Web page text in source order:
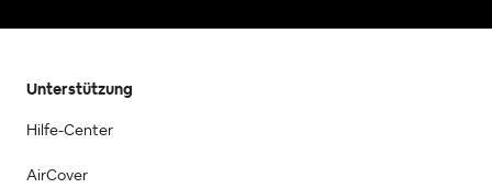
Unterstützung
Hilfe-Center
AirCover